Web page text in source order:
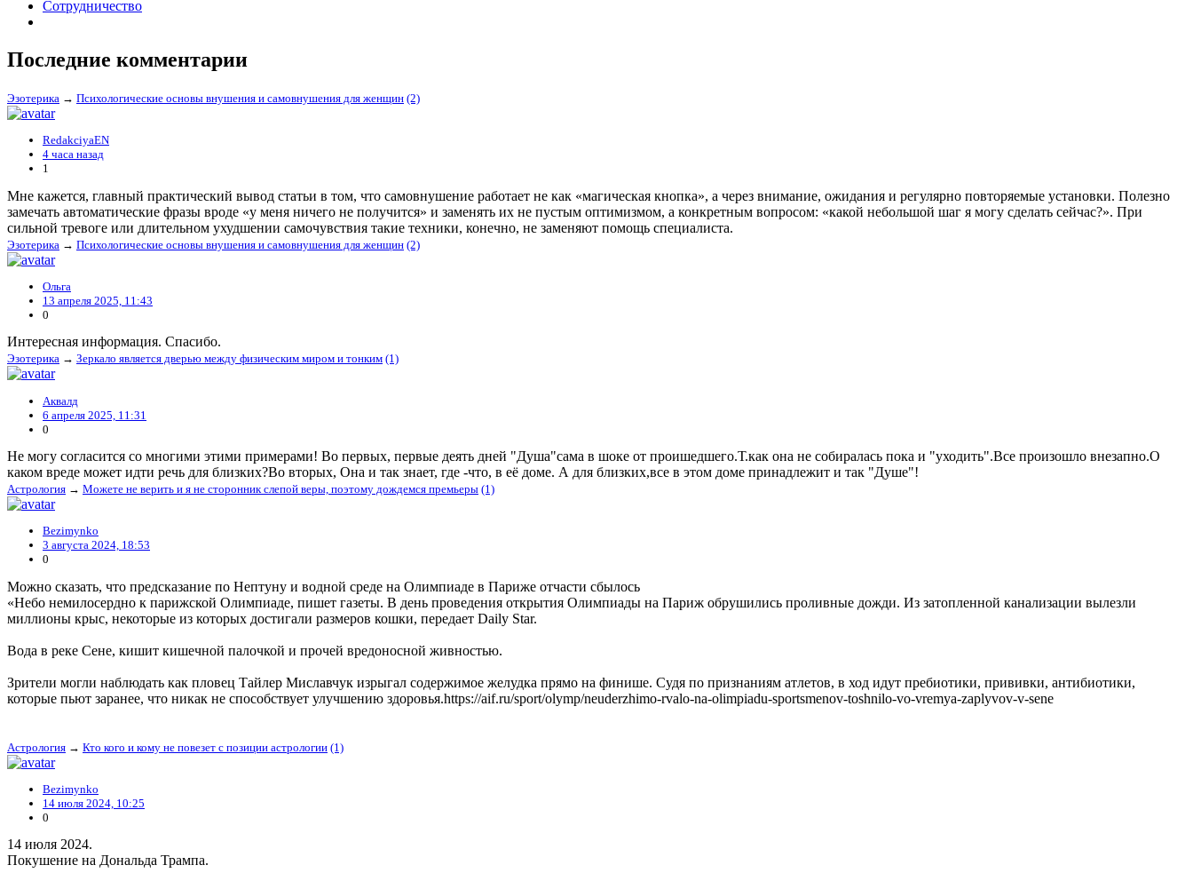
Сотрудничество
Последние комментарии
Эзотерика → Психологические основы внушения и самовнушения для женщин (2)
RedakciyaEN
4 часа назад
1
Мне кажется, главный практический вывод статьи в том, что самовнушение работает не как «магическая кнопка», а через внимание, ожидания и регулярно повторяемые установки. Полезно
замечать автоматические фразы вроде «у меня ничего не получится» и заменять их не пустым оптимизмом, а конкретным вопросом: «какой небольшой шаг я могу сделать сейчас?». При
сильной тревоге или длительном ухудшении самочувствия такие техники, конечно, не заменяют помощь специалиста.
Эзотерика → Психологические основы внушения и самовнушения для женщин (2)
Ольга
13 апреля 2025, 11:43
0
Интересная информация. Спасибо.
Эзотерика → Зеркало является дверью между физическим миром и тонким (1)
Аквалд
6 апреля 2025, 11:31
0
Не могу согласится со многими этими примерами! Во первых, первые деять дней "Душа"сама в шоке от проишедшего.Т.как она не собиралась пока и "уходить".Все произошло внезапно.О
каком вреде может идти речь для близких?Во вторых, Она и так знает, где -что, в её доме. А для близких,все в этом доме принадлежит и так "Душе"!
Астрология → Можете не верить и я не сторонник слепой веры, поэтому дождемся премьеры (1)
Bezimynko
3 августа 2024, 18:53
0
Можно сказать, что предсказание по Нептуну и водной среде на Олимпиаде в Париже отчасти сбылось
«Небо немилосердно к парижской Олимпиаде, пишет газеты. В день проведения открытия Олимпиады на Париж обрушились проливные дожди. Из затопленной канализации вылезли
миллионы крыс, некоторые из которых достигали размеров кошки, передает Daily Star.
Вода в реке Сене, кишит кишечной палочкой и прочей вредоносной живностью.
Зрители могли наблюдать как пловец Тайлер Миславчук изрыгал содержимое желудка прямо на финише. Судя по признаниям атлетов, в ход идут пребиотики, прививки, антибиотики,
которые пьют заранее, что никак не способствует улучшению здоровья.https://aif.ru/sport/olymp/neuderzhimo-rvalo-na-olimpiadu-sportsmenov-toshnilo-vo-vremya-zaplyvov-v-sene
Астрология → Кто кого и кому не повезет с позиции астрологии (1)
Bezimynko
14 июля 2024, 10:25
0
14 июля 2024.
Покушение на Дональда Трампа.